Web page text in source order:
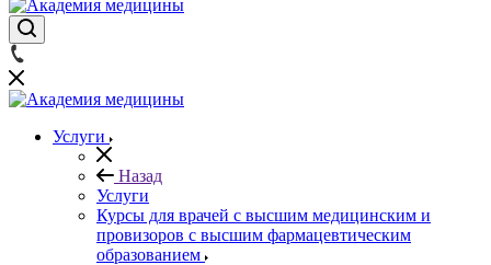
Услуги
Назад
Услуги
Курсы для врачей с высшим медицинским и
провизоров с высшим фармацевтическим
образованием